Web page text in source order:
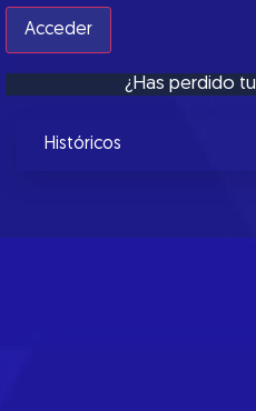
¿Has perdido
Históricos